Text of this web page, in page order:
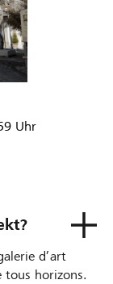
Uhr
d’art
tous horizons.